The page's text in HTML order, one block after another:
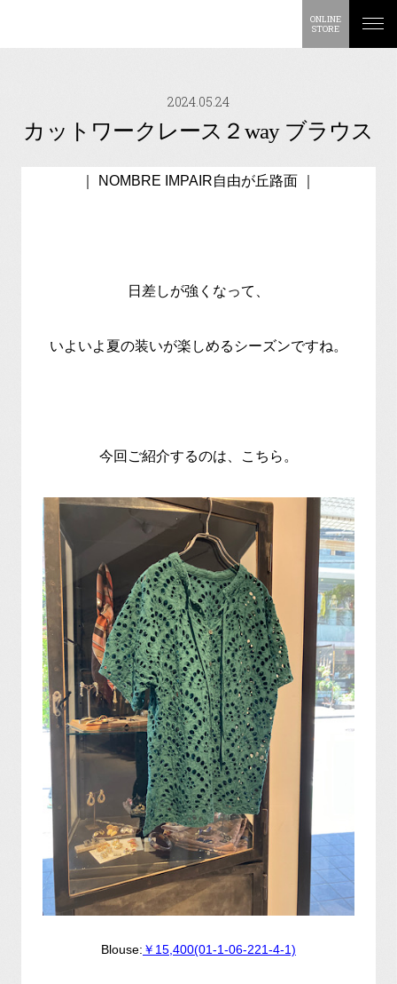
ONLINE
STORE
2024.05.24
カットワークレース２way ブラウス
｜ NOMBRE IMPAIR自由が丘路面 ｜
日差しが強くなって、
いよいよ夏の装いが楽しめるシーズンですね。
今回ご紹介するのは、こちら。
Blouse: ￥15,400(01-1-06-221-4-1)